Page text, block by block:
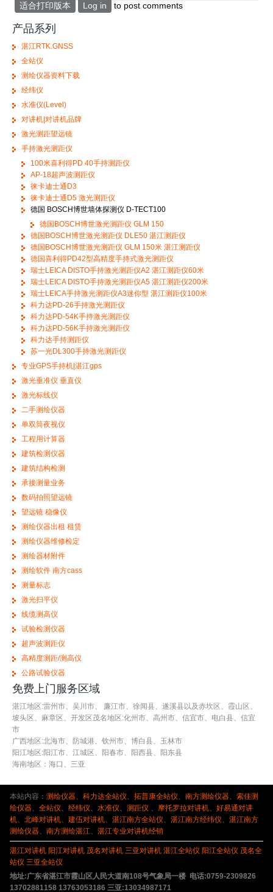
适合打印版本 Log in to post comments
产品系列
湛江RTK.GNSS
全站仪
测绘仪器资料下载
经纬仪
水准仪(Level)
对讲机|对讲机品牌
激光测距望远镜
手持激光测距仪
100米喜利得PD 40手持测距仪
AP-18超声波测距仪
徕卡迪士通D3
徕卡迪士通D5 激光测距仪
德国 BOSCH博世墙体探测仪 D-TECT100
德国BOSCH博世激光测距仪 GLM 150
德国BOSCH博世激光测距仪 DLE50 湛江测距仪
德国BOSCH博世激光测距仪 GLM 150米 湛江测距仪
德国喜利得PD42型高精度手持式激光测距仪
瑞士LEICA DISTO手持激光测距仪A2 湛江测距仪60米
瑞士LEICA DISTO手持激光测距仪A5 湛江测距仪200米
瑞士LEICA手持激光测距仪A3迷你型 湛江测距仪100米
科力达PD-26手持激光测距仪
科力达PD-54K手持激光测距仪
科力达PD-56K手持激光测距仪
科力达手持测距仪
苏一光DL300手持激光测距仪
专业GPS手持机|湛江gps
激光垂准仪 垂直仪
激光标线仪
二手测绘仪器
单双筒夜视仪
工程用计算器
建筑检测仪器
建筑结构检测
承接测量业务
数码拍照望远镜
望远镜 稳像仪
测绘仪器出租 租赁
测绘仪器维修检定
测绘器材附件
测绘软件 南方cass
测量标志
激光扫平仪
线缆测高仪
试验检测仪器
超声波测距仪
高精度测距/测高仪
公路试验仪器
免费上门服务区域
湛江地区:雷州市、吴川市、 廉江市、徐闻县、遂溪县以及赤坎区、霞山区、
坡头区、麻章区、开发区茂名地区:化州市、高州市、信宜市、电白县、信宜
市
广西地区:北海市、防城港、钦州市、博白县、玉林市
阳江地区:阳江市、江城区、阳春市、阳西县、阳东县
海南地区：海口、三亚
本站内容： 测绘仪器、 科力达全站仪 拓普康全站仪 南方测绘仪器、 索佳测
绘仪器、 全站仪 经纬仪 水准仪 测距仪 摩托罗拉对讲机、 好易通对讲
机、 北峰对讲机、 建伍对讲机、 湛江南方全站仪 湛江南方经纬仪
湛江南方
测绘仪器、 南方测绘湛江 湛江专业对讲机经销
湛江对讲机 阳江对讲机 茂名对讲机 三亚对讲机 湛江全站仪 阳江全站仪 茂名全
站仪 三亚全站仪
地址:广东省湛江市霞山区人民大道南108号气象局一楼 电话:0759-2309826
13702881158 13763053186 三亚:13034987171